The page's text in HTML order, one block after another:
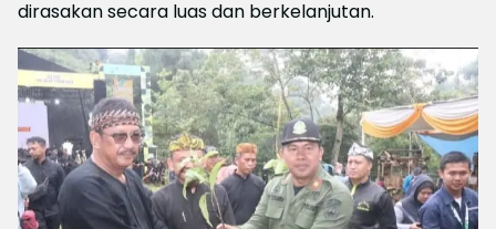
dirasakan secara luas dan berkelanjutan.